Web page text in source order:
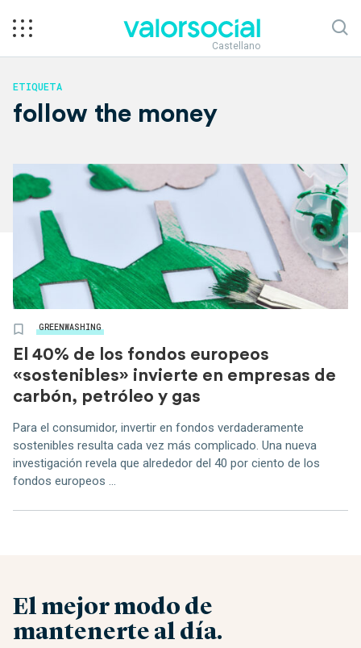
Castellano
ETIQUETA
follow the money
GREENWASHING
El 40% de los fondos europeos
«sostenibles» invierte en empresas de
carbón, petróleo y gas
Para el consumidor, invertir en fondos verdaderamente
sostenibles resulta cada vez más complicado. Una nueva
investigación revela que alrededor del 40 por ciento de los
fondos europeos ...
El mejor modo de
mantenerte al día.